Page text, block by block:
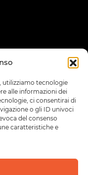
utilizziamo tecnologie
alle informazioni dei
ci consentirai di
o gli ID univoci
del consenso
caratteristiche e